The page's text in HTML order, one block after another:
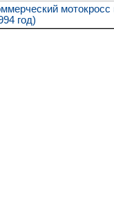
мотокросс
год)